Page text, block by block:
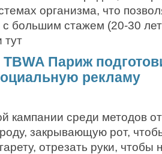
организма, что
с большим стажем (20-30
тут
TBWA Париж
рекламу
кампании среди методов
закрывающую рот,
отрезать руки,